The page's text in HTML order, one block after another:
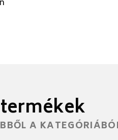
A